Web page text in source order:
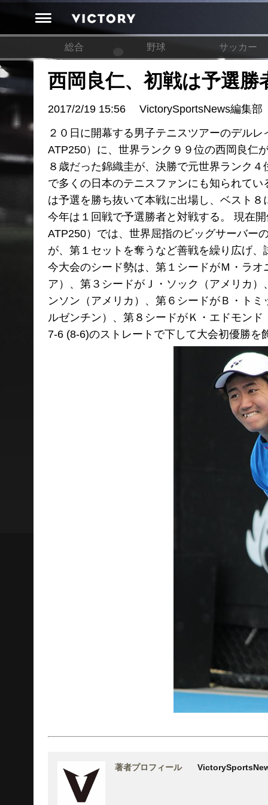
総合 野球 サッカー
西岡良仁、初戦は予選勝
2017/2/19 15:56
VictorySportsNews編集部
２０日に開幕する男子テニスツアーのデル
ATP250）に、世界ランク９９位の西岡良仁
８歳だった錦織圭が、決勝で元世界ランク
で多くの日本のテニスファンにも知られて
は予選を勝ち抜いて本戦に出場し、ベスト
今年は１回戦で予選勝者と対戦する。 現在
ATP250）では、世界屈指のビッグサーバー
が、第１セットを奪うなど善戦を繰り広げ
今大会のシード勢は、第１シードがＭ・ラ
ア）、第３シードがＪ・ソック（アメリカ
ンソン（アメリカ）、第６シードがＢ・ト
ルゼンチン）、第８シードがＫ・エドモン
7-6 (8-6)のストレートで下して大会初優勝を
著者プロフィール